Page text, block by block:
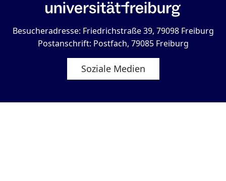
Besucheradresse: Friedrichstraße 39, 79098 Freiburg
Postanschrift: Postfach, 79085 Freiburg
Soziale Medien